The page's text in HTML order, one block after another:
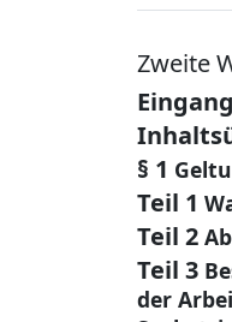
Zweite
§ 1
Teil 1
Teil 2
Teil 3
der